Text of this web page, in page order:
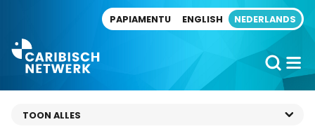
PAPIAMENTU ENGLISH NEDERLANDS